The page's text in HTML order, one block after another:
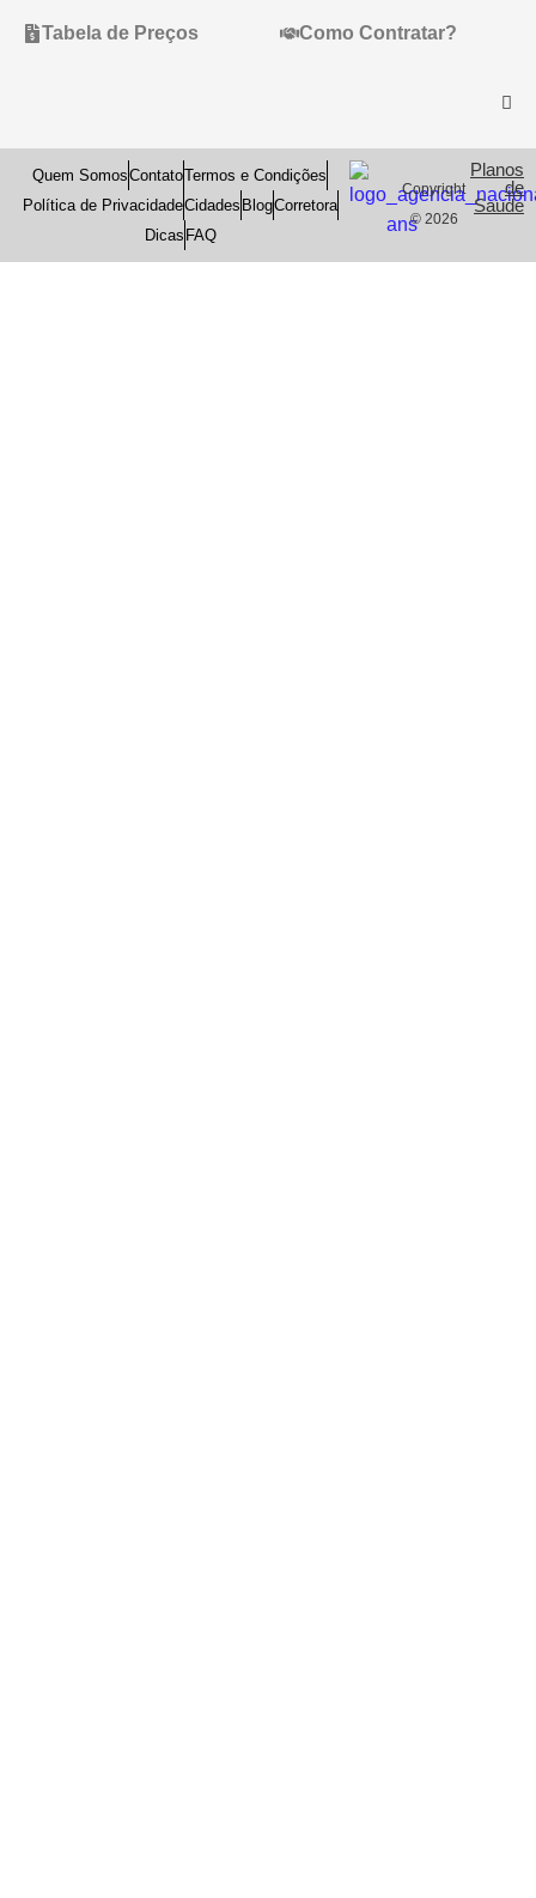
Tabela de Preços Como Contratar?
Quem SomosContatoTermos e Condições
Política de PrivacidadeCidades BlogCorretora
Dicas FAQ
Copyright
© 2026
Planos
de
Saude